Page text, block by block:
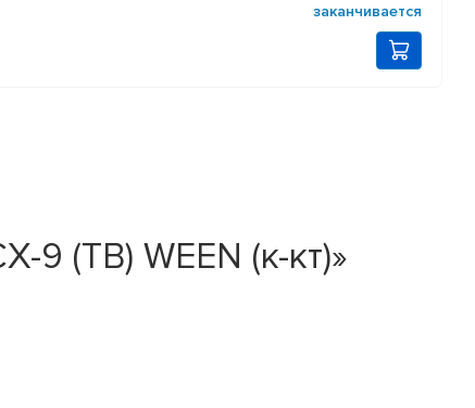
заканчивается
(TB) WEEN (к-кт)»